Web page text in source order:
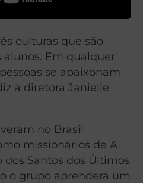
culturas que são
alunos. Em qualquer
se apaixonam
a diretora Janielle
no Brasil
missionários de A
dos Santos dos Últimos
o grupo aprenderá um